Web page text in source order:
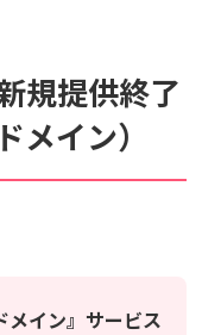
るご質問
入力しないでください。
規提供終了
イン）
メイン』サービス